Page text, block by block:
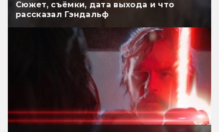
Сюжет, съёмки, дата выхода и что
рассказал Гэндальф